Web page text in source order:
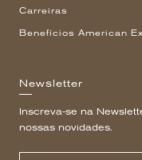
Carreiras
Benefícios American
Newsletter
Inscreva-se na
nossas novidades.